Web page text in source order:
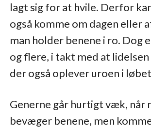
lagt sig for at hvile. Derfor
også komme om dagen eller
man holder benene i ro. Dog
og flere, i takt med at
der også oplever uroen i
Generne går hurtigt væk, når
bevæger benene, men